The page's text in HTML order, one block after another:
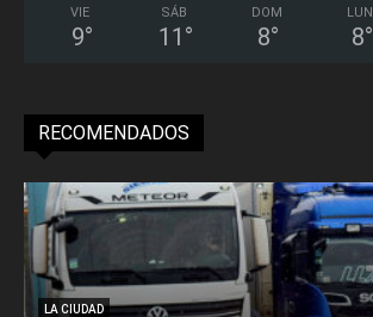
VIE
9°
SÁB
11 °
DOM
8°
LUN
8°
RECOMENDADOS
LA CIUDAD